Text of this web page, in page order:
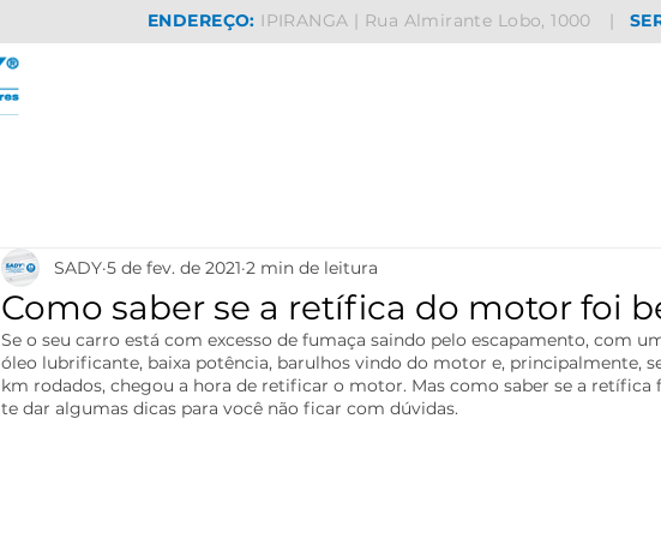
ENDEREÇO: IPIRANGA | Rua Almirante Lobo, 1000 |
Como saber se a retífica do motor foi
SADY 5 de fev. de 2021 2 min de leitura
Se o seu carro está com excesso de fumaça saindo pelo escapamento, com
óleo lubrificante, baixa potência, barulhos vindo do motor e, principalmente,
km rodados, chegou a hora de retificar o motor. Mas como saber se a retífica
te dar algumas dicas para você não ficar com dúvidas.